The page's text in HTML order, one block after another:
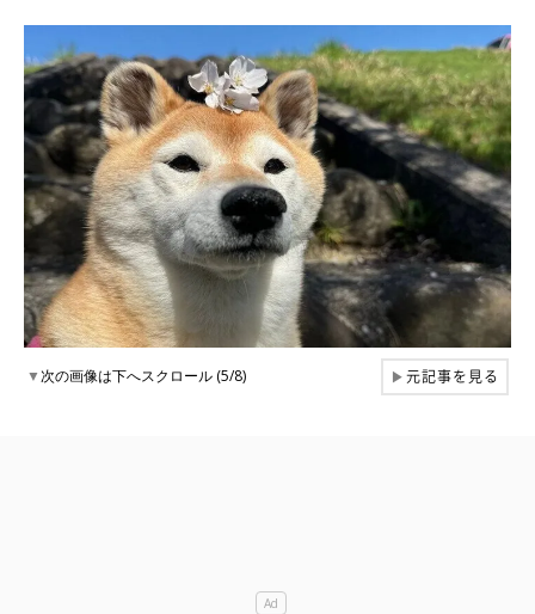
▼次の画像は下へスクロール (5/8) ▶元記事を見る